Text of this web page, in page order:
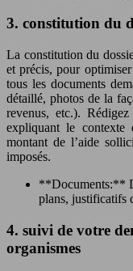
3. constitution du
La constitution du
et précis, pour
tous les documents
détaillé, photos de la
revenus, etc.).
expliquant le
montant de l’aide
imposés.
**Documents:**
plans, justificatifs
4. suivi de votre
organismes